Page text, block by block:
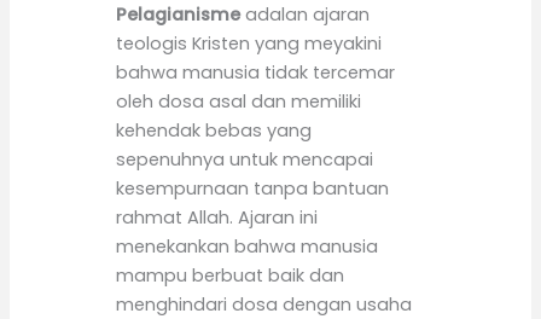
Pelagianismeadalan ajaran
teologis Kristen yang meyakini
bahwa manusia tidak tercemar
oleh dosa asal dan memiliki
kehendak bebas yang
sepenuhnya untuk mencapai
kesempurnaan tanpa bantuan
rahmat Allah. Ajaran ini
menekankan bahwa manusia
mampu berbuat baik dan
menghindari dosa dengan usaha